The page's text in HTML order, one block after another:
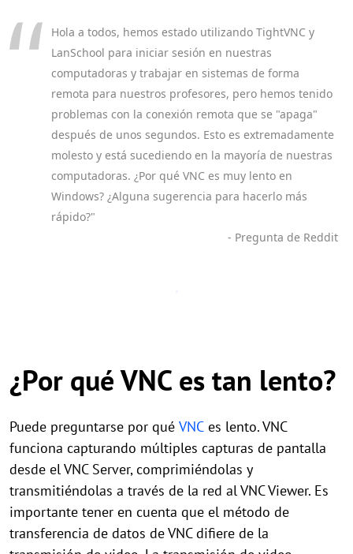
Hola a todos, hemos estado utilizando TightVNC y
LanSchool para iniciar sesión en nuestras
computadoras y trabajar en sistemas de forma
remota para nuestros profesores, pero hemos tenido
problemas con la conexión remota que se "apaga"
después de unos segundos. Esto es extremadamente
molesto y está sucediendo en la mayoría de nuestras
computadoras. ¿Por qué VNC es muy lento en
Windows? ¿Alguna sugerencia para hacerlo más
rápido?"
- Pregunta de Reddit
¿Por qué VNC es tan lento?
Puede preguntarse por qué VNC es lento. VNC
funciona capturando múltiples capturas de pantalla
desde el VNC Server, comprimiéndolas y
transmitiéndolas a través de la red al VNC Viewer. Es
importante tener en cuenta que el método de
transferencia de datos de VNC difiere de la